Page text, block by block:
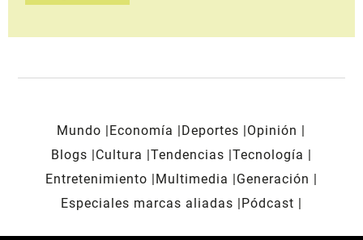
Mundo Economía Deportes
Opinión
Blogs
Cultura Tendencias Tecnología
Entretenimiento
Multimedia
Generación
Especiales marcas aliadas
Pódcast